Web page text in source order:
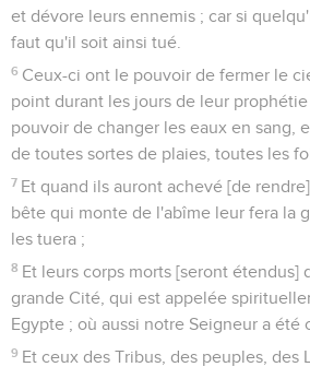
et dévore leurs ennemis ; car si
faut qu'il soit ainsi tué.
6 Ceux-ci ont le pouvoir de fermer le
point durant les jours de leur
pouvoir de changer les eaux en sang,
de toutes sortes de plaies, toutes les
7 Et quand ils auront achevé [de
bête qui monte de l'abîme leur fera la
les tuera ;
8 Et leurs corps morts [seront étendus]
grande Cité, qui est appelée
Egypte ; où aussi notre Seigneur a été
9 Et ceux des Tribus, des peuples, des